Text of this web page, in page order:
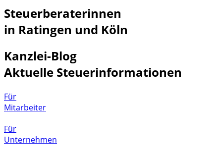
Steuerberaterinnen
in Ratingen und Köln
Kanzlei-Blog
Aktuelle Steuerinformationen
Für
Mitarbeiter
Für
Unternehmen